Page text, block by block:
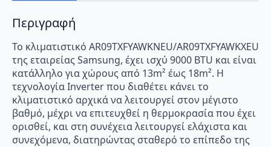
Περιγραφή
Το κλιματιστικό AR09TXFYAWKNEU/AR09TXFYAWKXEU
της εταιρείας Samsung, έχει ισχύ 9000 BTU και είναι
κατάλληλο για χώρους από 13m² έως 18m². Η
τεχνολογία Inverter που διαθέτει κάνει το
κλιματιστικό αρχικά να λειτουργεί στον μέγιστο
βαθμό, μέχρι να επιτευχθεί η θερμοκρασία που έχει
ορισθεί, και στη συνέχεια λειτουργεί ελάχιστα και
συνεχόμενα, διατηρώντας σταθερό το επίπεδο της